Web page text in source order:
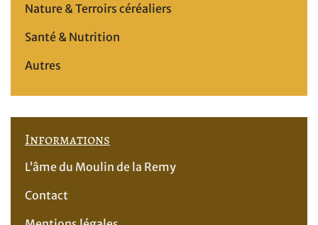
Nature & Terroirs céréaliers
Santé & Nutrition
Autres
Informations
L’âme du Moulin de la Remy
Contact